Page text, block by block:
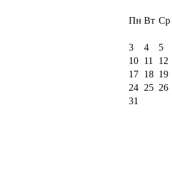
Пн Вт Ср
3
4 5
10
11 12
17
18 19
24
25 26
31